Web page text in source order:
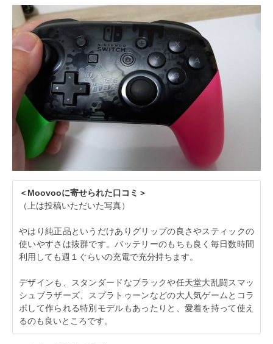
＜Moovooに寄せられた口コミ＞
（上は投稿いただいた写真）
やはり純正品というだけありグリップの良さやスティックの
使いやすさは抜群です。バッテリーのもちも良く毎日数時間
利用しても週１ぐらいの充電で充分持ちます。
デザインも、スタンダードなブラックや任天堂大乱闘スマッ
シュブラザーズ、スプラトゥーンなどの大人気ゲームとコラ
ボして作られる特別モデルもあったりと、愛着を持って使え
るのも良いところです。